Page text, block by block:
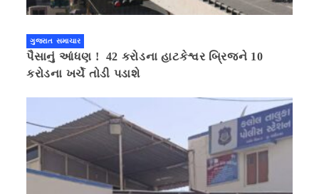
ગુજરાત સમાચાર
પૈસાનું આંધણ ! 42 કરોડના હાટકેશ્વર બ્રિજને 10
કરોડના ખર્ચે તોડી પડાશે